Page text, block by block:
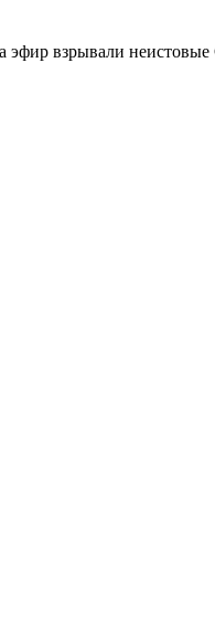
взрывали